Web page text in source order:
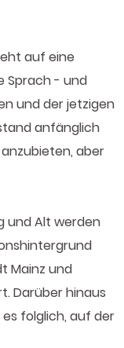
auf eine
Sprach - und
und der jetzigen
anfänglich
aber
und Alt werden
Mainz und
Darüber hinaus
es folglich, auf der